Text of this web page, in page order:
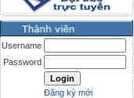
Username
Password
Đăng ký mới